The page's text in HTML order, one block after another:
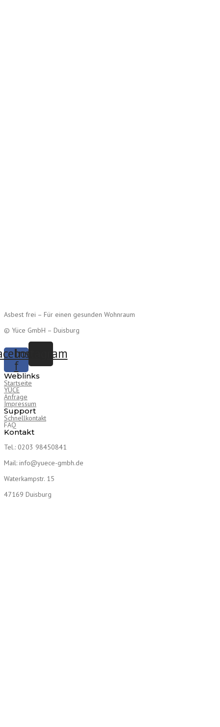
Asbest frei – Für einen gesunden Wohnraum
© Yüce GmbH – Duisburg
f
Instagram
Weblinks
Startseite
YÜCE
Anfrage
Impressum
Support
Schnellkontakt
FAQ
Kontakt
Tel.: 0203 98450841
Mail: info@yuece-gmbh.de
Waterkampstr. 15
47169 Duisburg